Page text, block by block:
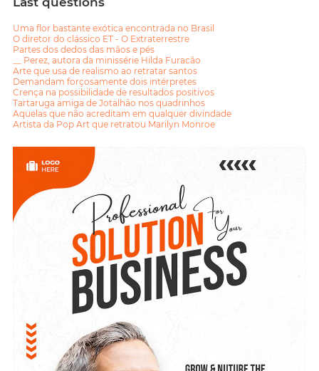
Uma flor bastante exótica encontrada no Brasil
O diretor do clássico ET - O Extraterrestre
Partes dos dedos das mãos e pés
__ Perez, autora da minissérie Hilda Furacão
Arte que usa de realismo ao retratar santos
Demandam forçosamente dois intérpretes
Crença na possibilidade de resultados positivos
Tartaruga amiga de Jotalhão nos quadrinhos
Aquelas que não acreditam em qualquer divindade
Artista da Pop Art que retratou Marilyn Monroe